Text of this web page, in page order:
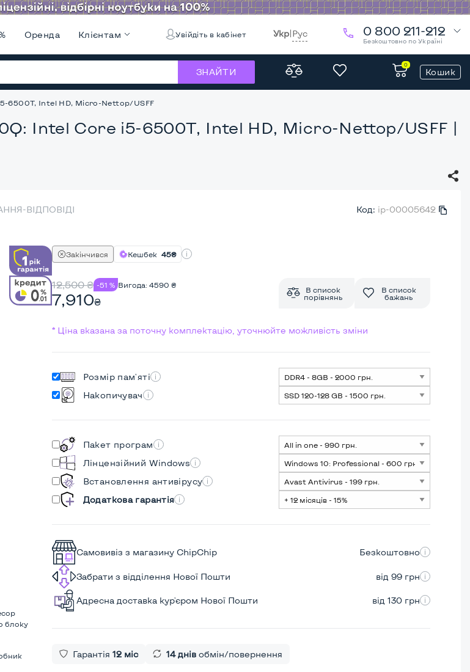
Оренда Клієнтам Увійдіть в кабінет Укр|Рус 0 800 211-212
Безкоштовно по Україні
ЗНАЙТИ
0
Кошик
6500T, Intel HD, Micro-Nettop/USFF
Intel Core i5-6500T, Intel HD, Micro-Nettop/USFF |
ВІДПОВІДІ Код: ip-00005642
блоку
Закінчився Кешбек 45₴
12,500₴ -51 % Вигода: 4590 ₴
7,910₴
В список
порівнянь
В список
бажань
* Ціна вказана за поточну комплектацію, уточнюйте можливість зміни
Розмір пам'яті
Накопичувач
Пакет програм
Лінцензійний Windows
Встановлення антивірусу
Додаткова гарантія
Самовивіз з магазину ChipChip Безкоштовно
Забрати з відділення Нової Пошти від 99 грн
Адресна доставка кур'єром Нової Пошти від 130 грн
Гарантія 12 міс 14 днівобмін/повернення